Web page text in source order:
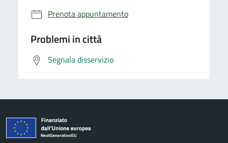
Prenota appuntamento
Problemi in città
Segnala disservizio